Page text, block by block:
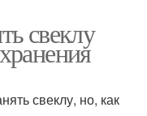
свеклу
свеклу, но, как